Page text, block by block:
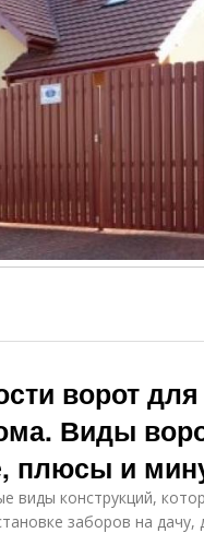
ворот для
Виды
плюсы и
виды конструкций,
заборов на дачу,